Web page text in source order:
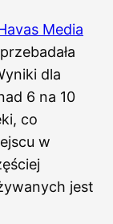
Media
dla
6 na 10
co
w
jest